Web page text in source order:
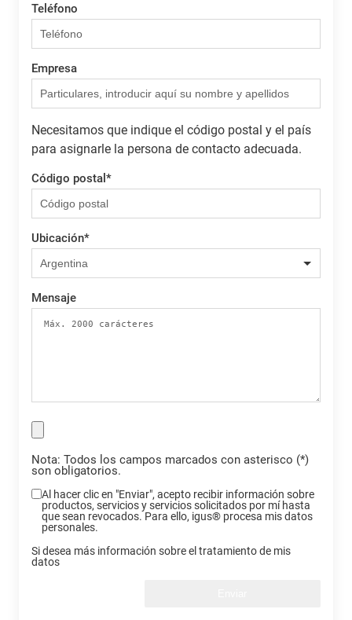
Teléfono
Empresa
Necesitamos que indique el código postal y el país
para asignarle la persona de contacto adecuada.
Código postal *
Ubicación*
Mensaje
Nota: Todos los campos marcados con asterisco (*)
son obligatorios.
Al hacer clic en "Enviar", acepto recibir información sobre
productos, servicios y servicios solicitados por mí hasta
que sean revocados. Para ello, igus® procesa mis datos
personales.
Si desea más información sobre el tratamiento de mis
datos